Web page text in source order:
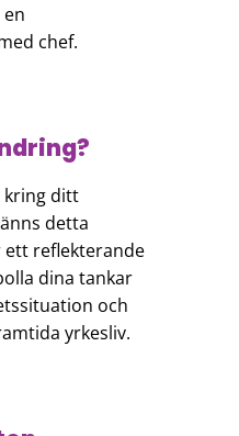
chef.
kring ditt
detta
reflekterande
dina tankar
och
yrkesliv.